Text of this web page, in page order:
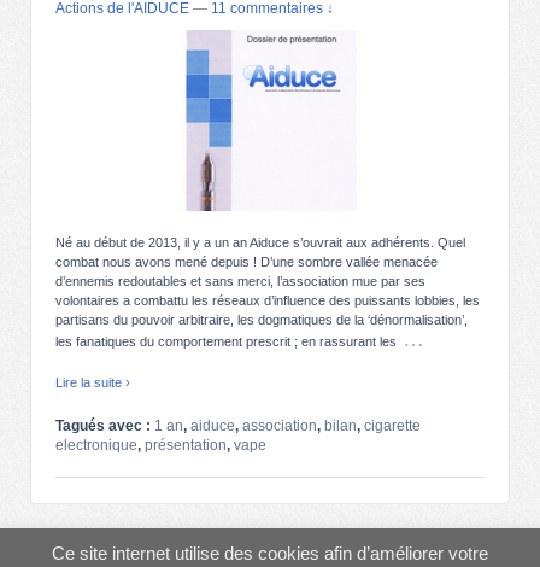
Actions de l'AIDUCE — 11 commentaires ↓
Né au début de 2013, il y a un an Aiduce s’ouvrait aux adhérents. Quel
combat nous avons mené depuis ! D’une sombre vallée menacée
d’ennemis redoutables et sans merci, l’association mue par ses
volontaires a combattu les réseaux d’influence des puissants lobbies, les
partisans du pouvoir arbitraire, les dogmatiques de la ‘dénormalisation’,
les fanatiques du comportement prescrit ; en rassurant les
…
Lire la suite ›
Tagués avec : 1 an, aiduce, association, bilan, cigarette
electronique, présentation, vape
Ce site internet utilise des cookies afin d’améliorer votre